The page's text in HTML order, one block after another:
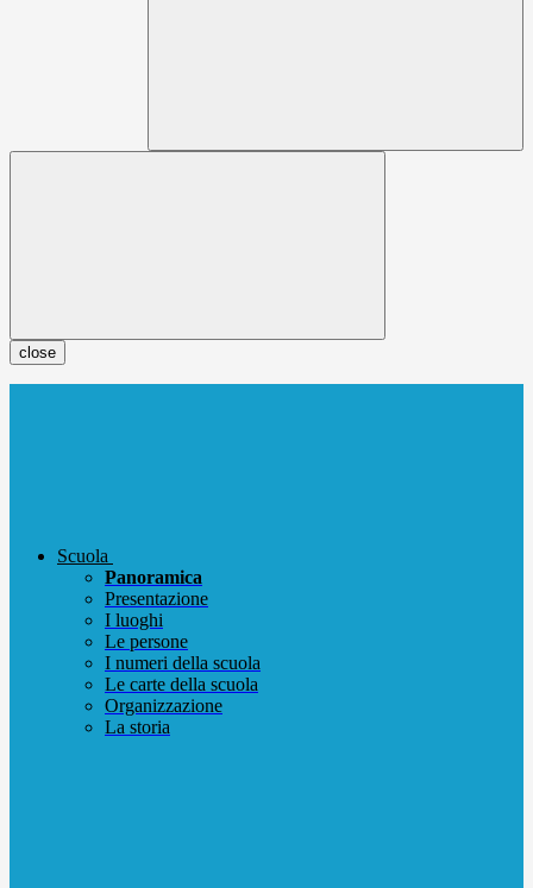
close
Scuola
Panoramica
Presentazione
I luoghi
Le persone
I numeri della scuola
Le carte della scuola
Organizzazione
La storia